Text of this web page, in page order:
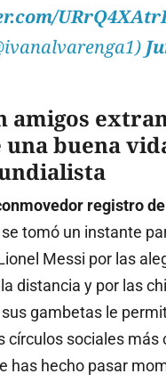
amigos
una buena
registro
tomó un instante
Messi por las
distancia y por las
gambetas le
círculos sociales más
has hecho pasar